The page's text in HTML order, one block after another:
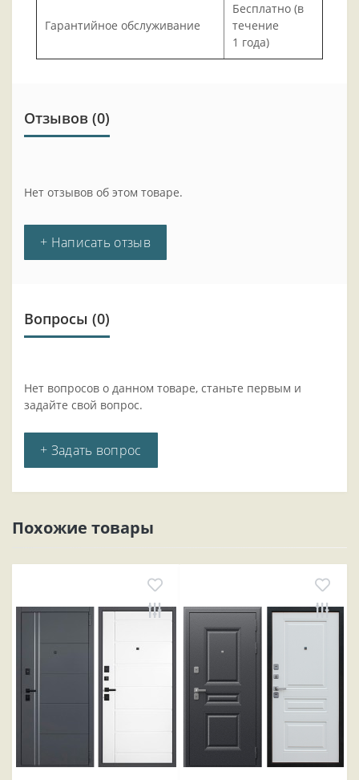
Гарантийное обслуживание
Бесплатно (в
течение
1 года)
Отзывов (0)
Нет отзывов об этом товаре.
+ Написать отзыв
Вопросы (0)
Нет вопросов о данном товаре, станьте первым и
задайте свой вопрос.
+ Задать вопрос
Похожие товары